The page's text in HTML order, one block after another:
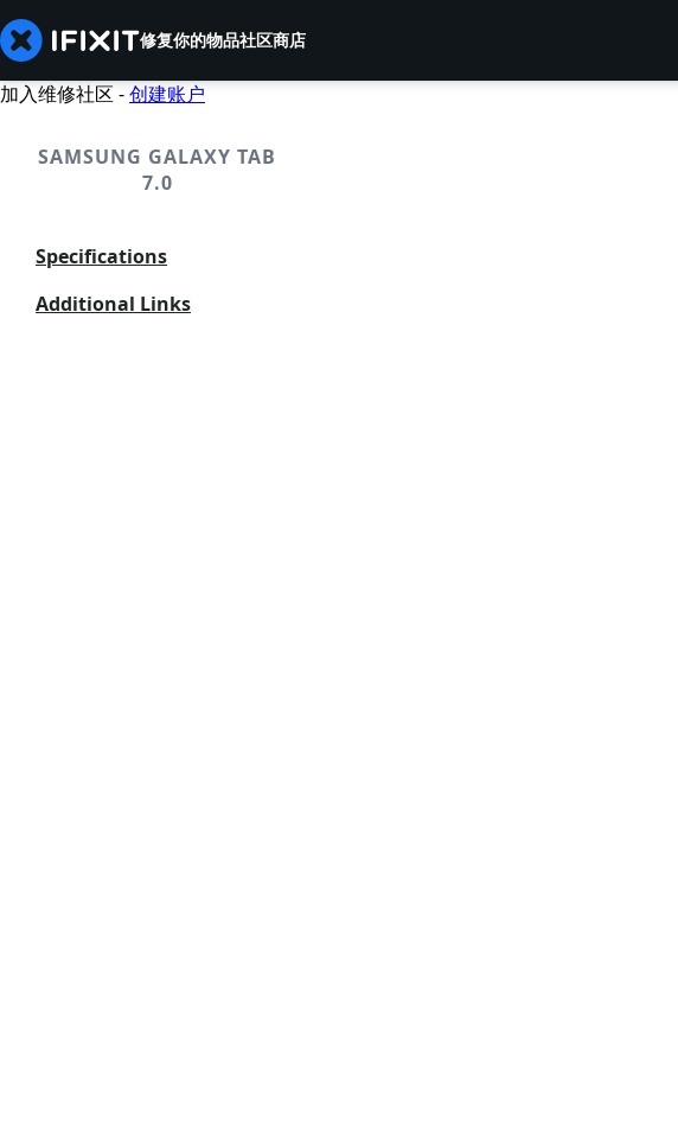
修复你的物品社区商店
加入维修社区 -创建账户
SAMSUNG GALAXY TAB
7.0
Specifications
Additional Links